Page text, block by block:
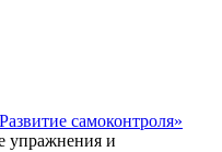
самоконтроля»
упражнения и